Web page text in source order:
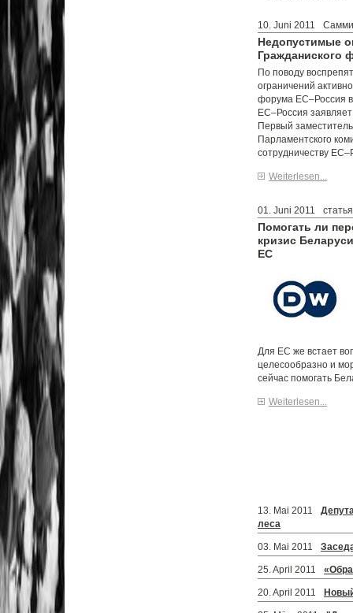
10. Juni 2011
Недопустимые
Гражданиского
По поводу
ограничений
форума ЕС–Россия
ЕС–Россия
Первый
Парламентского
сотрудничеству
Weiterlesen...
01. Juni 2011
Помогать ли
кризис
ЕС
Для ЕС же встает
целесообразно и
сейчас помогать
Weiterlesen...
13. Mai 2011
леса
03. Mai 2011
25. April 2011
20. April 2011